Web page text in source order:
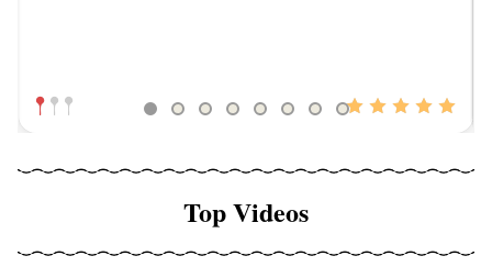
Top Videos